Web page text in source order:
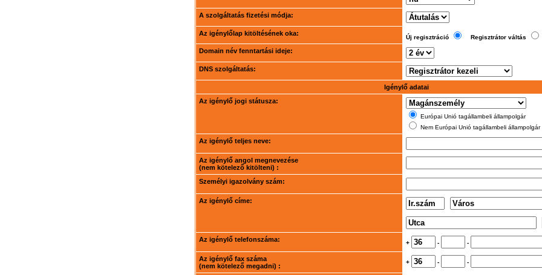
A szolgáltatás fizetési módja:
Az igénylőlap kitöltésének oka:
Új regisztráció Regisztrátor váltás
Domain név fenntartási ideje:
DNS szolgáltatás:
Igénylő adatai
Az igénylő jogi státusza:
Európai Unió tagállambeli állampolgár
Nem Európai Unió tagállambeli állampolgár
Az igénylő teljes neve:
Az igénylő angol megnevezése
(nem kötelező kitölteni) :
Személyi igazolvány szám:
Az igénylő címe:
Az igénylő telefonszáma: + - -
Az igénylő fax száma
(nem kötelező megadni) :
+ - -